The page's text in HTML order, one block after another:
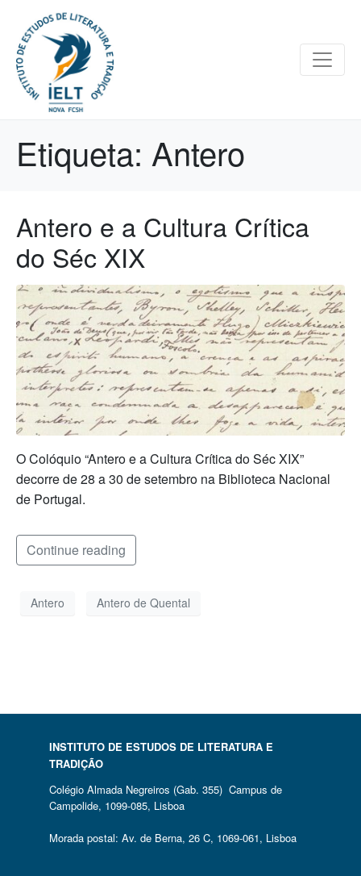
Etiqueta: Antero
Antero e a Cultura Crítica
do Séc XIX
O Colóquio “Antero e a Cultura Crítica do Séc XIX”
decorre de 28 a 30 de setembro na Biblioteca Nacional
de Portugal.
Continue reading
Antero Antero de Quental
INSTITUTO DE ESTUDOS DE LITERATURA E
TRADIÇÃO
Colégio Almada Negreiros (Gab. 355) Campus de
Campolide, 1099-085, Lisboa
Morada postal: Av. de Berna, 26 C, 1069-061, Lisboa